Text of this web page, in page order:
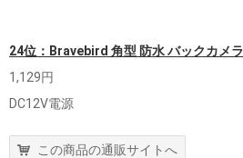
24位：Bravebird 角型 防水 バックカメラ
1,129円
DC12V電源
この商品の通販サイトへ